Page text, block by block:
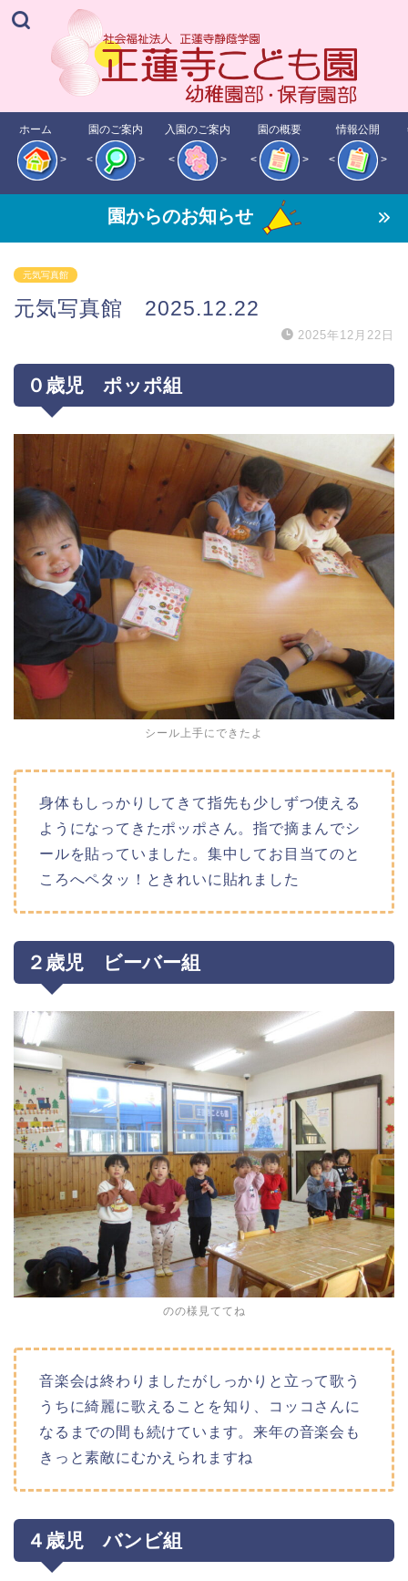
ホーム
>
園のご案内
< >
入園のご案内
< >
園の概要
< >
情報公開
< >
園からのお知らせ
元気写真館
元気写真館 2025.12.22
2025年12月22日
０歳児 ポッポ組
シール上手にできたよ
身体もしっかりしてきて指先も少しずつ使える
ようになってきたポッポさん。指で摘まんでシ
ールを貼っていました。集中してお目当てのと
ころへペタッ！ときれいに貼れました
２歳児 ビーバー組
のの様見ててね
音楽会は終わりましたがしっかりと立って歌う
うちに綺麗に歌えることを知り、コッコさんに
なるまでの間も続けています。来年の音楽会も
きっと素敵にむかえられますね
４歳児 バンビ組